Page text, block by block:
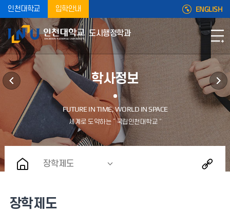
인천대학교 입학안내 ENGLISH
도시행정학과
학사정보
장학제도
장학제도